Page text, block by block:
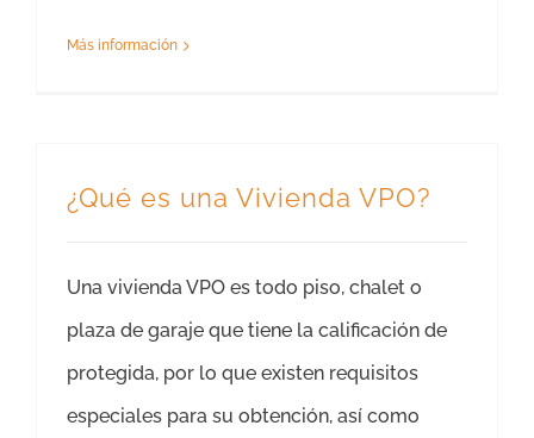
Más información
¿Qué es una Vivienda VPO?
Una vivienda VPO es todo piso, chalet o
plaza de garaje que tiene la calificación de
protegida, por lo que existen requisitos
especiales para su obtención, así como